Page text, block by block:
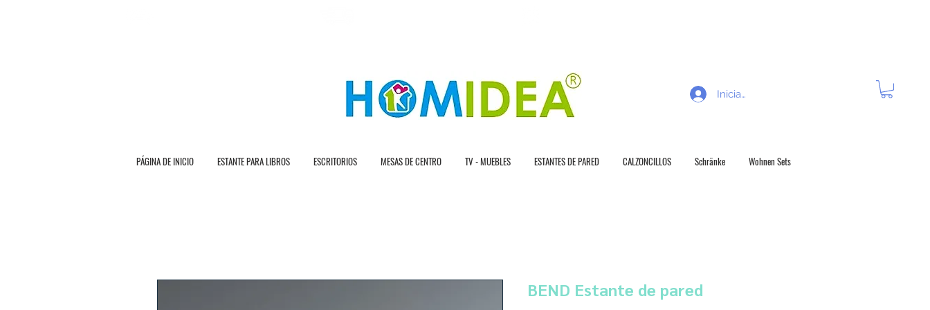
Iniciar sesión
PÁGINA DE INICIO ESTANTE PARA LIBROS ESCRITORIOS MESAS DE CENTRO TV - MUEBLES ESTANTES DE PARED CALZONCILLOS Schränke Wohnen Sets
BEND Estante de pared